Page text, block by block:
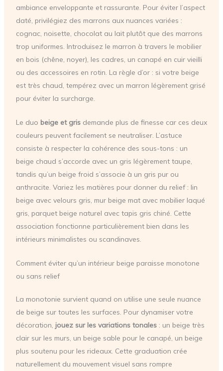
ambiance enveloppante et rassurante. Pour éviter l’aspect
daté, privilégiez des marrons aux nuances variées :
cognac, noisette, chocolat au lait plutôt que des marrons
trop uniformes. Introduisez le marron à travers le mobilier
en bois (chêne, noyer), les cadres, un canapé en cuir vieilli
ou des accessoires en rotin. La règle d’or : si votre beige
est très chaud, tempérez avec un marron légèrement grisé
pour éviter la surcharge.
Le duo beige et grisdemande plus de finesse car ces deux
couleurs peuvent facilement se neutraliser. L’astuce
consiste à respecter la cohérence des sous-tons : un
beige chaud s’accorde avec un gris légèrement taupe,
tandis qu’un beige froid s’associe à un gris pur ou
anthracite. Variez les matières pour donner du relief : lin
beige avec velours gris, mur beige mat avec mobilier laqué
gris, parquet beige naturel avec tapis gris chiné. Cette
association fonctionne particulièrement bien dans les
intérieurs minimalistes ou scandinaves.
Comment éviter qu’un intérieur beige paraisse monotone
ou sans relief
La monotonie survient quand on utilise une seule nuance
de beige sur toutes les surfaces. Pour dynamiser votre
décoration, jouez sur les variations tonales: un beige très
clair sur les murs, un beige sable pour le canapé, un beige
plus soutenu pour les rideaux. Cette graduation crée
naturellement du mouvement visuel sans rompre